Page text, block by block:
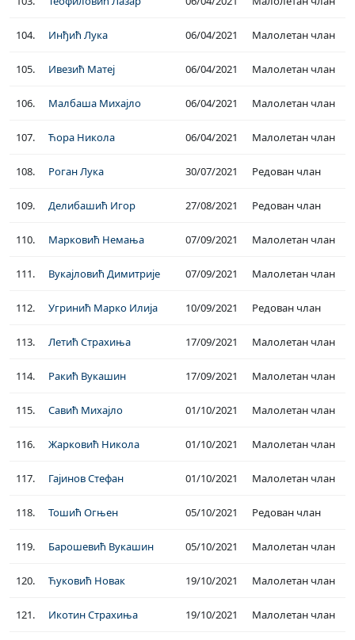
104. Инђић Лука 06/04/2021 Малолетан члан
105. Ивезић Матеј 06/04/2021 Малолетан члан
106. Малбаша Михајло 06/04/2021 Малолетан члан
107. Ћора Никола 06/04/2021 Малолетан члан
108. Роган Лука 30/07/2021 Редован члан
109. Делибашић Игор 27/08/2021 Редован члан
110. Марковић Немања 07/09/2021 Малолетан члан
111. Вукајловић Димитрије 07/09/2021 Малолетан члан
112. Угринић Марко Илија 10/09/2021 Редован члан
113. Летић Страхиња 17/09/2021 Малолетан члан
114. Ракић Вукашин 17/09/2021 Малолетан члан
115. Савић Михајло 01/10/2021 Малолетан члан
116. Жарковић Никола 01/10/2021 Малолетан члан
117. Гајинов Стефан 01/10/2021 Малолетан члан
118. Тошић Огњен 05/10/2021 Редован члан
119. Барошевић Вукашин 05/10/2021 Малолетан члан
120. Ћуковић Новак 19/10/2021 Малолетан члан
121. Икотин Страхиња 19/10/2021 Малолетан члан